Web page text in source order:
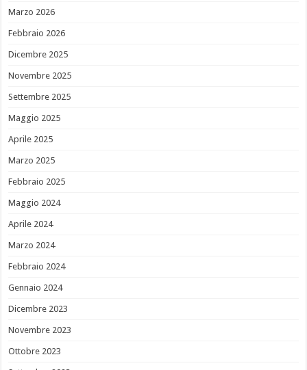
Marzo 2026
Febbraio 2026
Dicembre 2025
Novembre 2025
Settembre 2025
Maggio 2025
Aprile 2025
Marzo 2025
Febbraio 2025
Maggio 2024
Aprile 2024
Marzo 2024
Febbraio 2024
Gennaio 2024
Dicembre 2023
Novembre 2023
Ottobre 2023